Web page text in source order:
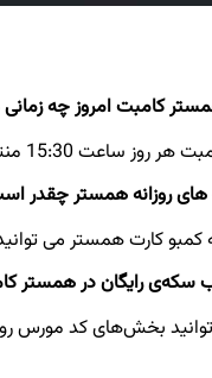
کامبت امروز چه
هر 3 کارت می توانید پاداش آن را دریافت کنید.
‌های روزانه همستر چقدر
می ‌توانید 5 میلیون سکه پاداش دریافت
سکه‌ی رایگان در همستر
بخش‌های کد مورس